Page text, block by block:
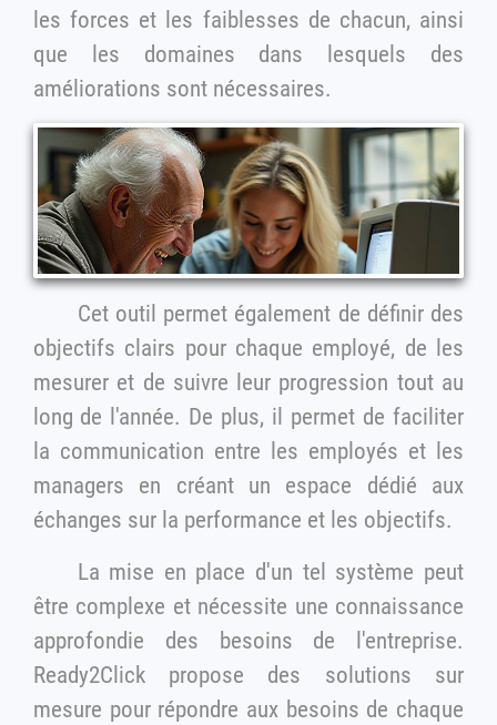
les forces et les faiblesses de chacun, ainsi
que les domaines dans lesquels des
améliorations sont nécessaires.
Cet outil permet également de définir des
objectifs clairs pour chaque employé, de les
mesurer et de suivre leur progression tout au
long de l'année. De plus, il permet de faciliter
la communication entre les employés et les
managers en créant un espace dédié aux
échanges sur la performance et les objectifs.
La mise en place d'un tel système peut
être complexe et nécessite une connaissance
approfondie des besoins de l'entreprise.
Ready2Click propose des solutions sur
mesure pour répondre aux besoins de chaque